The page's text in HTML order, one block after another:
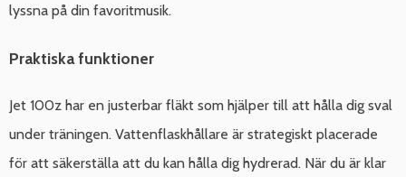
lyssna på din favoritmusik.
Praktiska funktioner
Jet 100z har en justerbar fläkt som hjälper till att hålla dig sval
under träningen. Vattenflaskhållare är strategiskt placerade
för att säkerställa att du kan hålla dig hydrerad. När du är klar